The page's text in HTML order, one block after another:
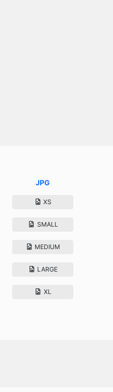
JPG
XS
SMALL
MEDIUM
LARGE
XL